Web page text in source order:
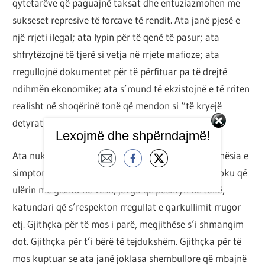
qytetarëve që paguajnë taksat dhe entuziazmohen me
sukseset represive të forcave të rendit. Ata janë pjesë e
një rrjeti ilegal; ata lypin për të qenë të pasur; ata
shfrytëzojnë të tjerë si vetja në rrjete mafioze; ata
rregullojnë dokumentet për të përfituar pa të drejtë
ndihmën ekonomike; ata s’mund të ekzistojnë e të rriten
realisht në shoqërinë tonë që mendon si “të kryejë
detyrat e shtëpisë dhe të kapë trenin e integrimit”.
Ata nuk janë thelbi i çrrënjosur shoqëror, por shumësia e
simptomave estetike të bezdisshme. Ata janë maloku që
ulërin me gishta në vesh, jevgu që pështyn në tokë,
katundari që s’respekton rregullat e qarkullimit rrugor
etj. Gjithçka për të mos i parë, megjithëse s’i shmangim
dot. Gjithçka për t’i bërë të tejdukshëm. Gjithçka për të
mos kuptuar se ata janë joklasa shembullore që mbajnë
Lexojmë dhe shpërndajmë!